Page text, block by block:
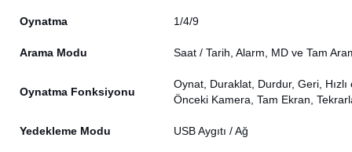
Oynatma 1/4/9
Arama Modu Saat / Tarih, Alarm, MD ve Tam
Oynatma Fonksiyonu
Oynat, Duraklat, Durdur, Geri,
Önceki Kamera, Tam Ekran,
Yedekleme Modu USB Aygıtı / Ağ